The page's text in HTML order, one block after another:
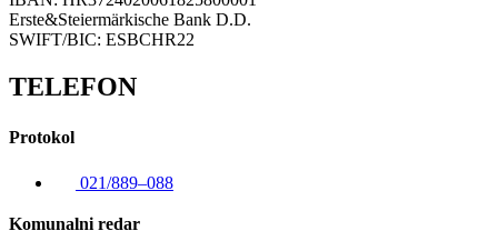
Erste&Steiermärkische Bank D.D.
SWIFT/BIC: ESBCHR22
TELEFON
Protokol
021/889–088
Komunalni redar